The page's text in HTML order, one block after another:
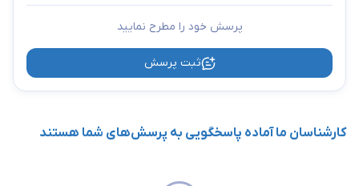
پرسش خود را مطرح نمایید
ثبت پرسش
کارشناسان ما آماده پاسخگویی به پرسش‌های شما هستند